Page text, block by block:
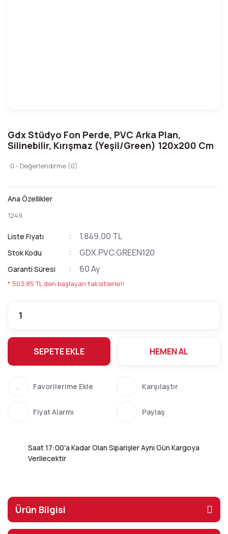
Gdx Stüdyo Fon Perde, PVC Arka Plan,
Silinebilir, Kırışmaz (Yeşil/Green) 120x200 Cm
0 - Değerlendirme (0)
Ana Özellikler
1249
Liste Fiyatı 1.849,00 TL
Stok Kodu GDX.PVC.GREEN120
Garanti Süresi 60 Ay
* 503,85 TL den başlayan taksitlerle!!
SEPETE EKLE HEMEN AL
Karşılaştır
Fiyat Alarmı Paylaş
Saat 17:00'a Kadar Olan Siparişler Aynı Gün Kargoya
Verilecektir
Ürün Bilgisi